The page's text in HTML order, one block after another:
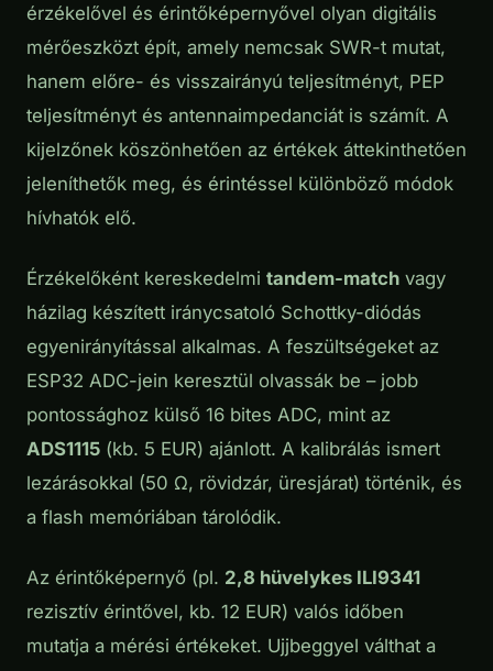
érzékelővel és érintőképernyővel olyan digitális
mérőeszközt épít, amely nemcsak SWR-t mutat,
hanem előre- és visszairányú teljesítményt, PEP
teljesítményt és antennaimpedanciát is számít. A
kijelzőnek köszönhetően az értékek áttekinthetően
jeleníthetők meg, és érintéssel különböző módok
hívhatók elő.
Érzékelőként kereskedelmi tandem-match vagy
házilag készített iránycsatoló Schottky-diódás
egyenirányítással alkalmas. A feszültségeket az
ESP32 ADC-jein keresztül olvassák be – jobb
pontossághoz külső 16 bites ADC, mint az
ADS1115 (kb. 5 EUR) ajánlott. A kalibrálás ismert
lezárásokkal (50 Ω, rövidzár, üresjárat) történik, és
a flash memóriában tárolódik.
Az érintőképernyő (pl. 2,8 hüvelykes ILI9341
rezisztív érintővel, kb. 12 EUR) valós időben
mutatja a mérési értékeket. Ujjbeggyel válthat a